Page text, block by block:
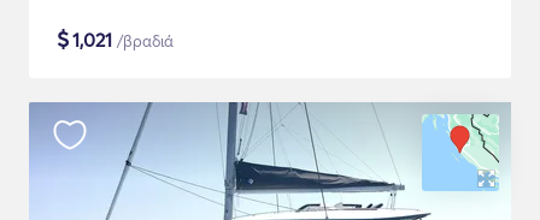
$1,021 /βραδιά